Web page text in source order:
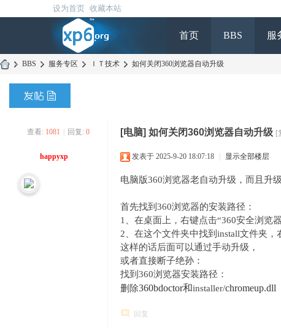
设为首页 收藏本站
首页 BBS 服
» BBS › 服务专区 › ＩＴ技术 › 如何关闭360浏览器自动升级
查看: 1081 回复: 0 [电脑] 如何关闭360浏览器自动升级 [
happyxp 发表于 2025-9-20 18:07:18 显示全部楼层
电脑版360浏览器老自动升级，而且升
首先找到360浏览器的安装路径：
1、在桌面上，右键点击“360安全浏览
2、在这个文件夹中找到install文件夹，
这样的话后面可以通过手动升级，
或者直接断子绝孙：
找到360浏览器安装路径：
删除360bdoctor和installer/chromeup.dll
回复